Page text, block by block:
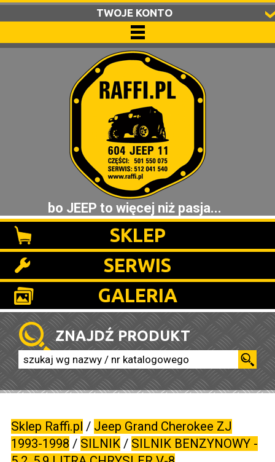
TWOJE KONTO
bo JEEP to więcej niż pasja...
SKLEP
SERWIS
GALERIA
ZNAJDŹ PRODUKT
Sklep Raffi.pl / Jeep Grand Cherokee ZJ
1993-1998 / SILNIK/ SILNIK BENZYNOWY -